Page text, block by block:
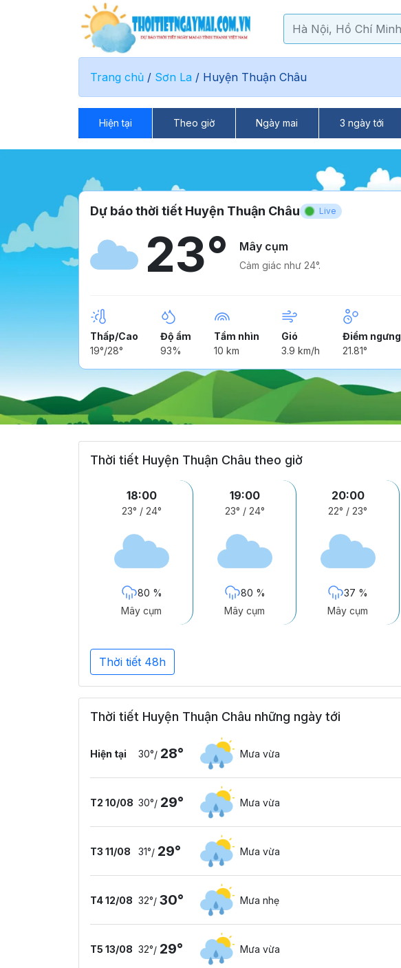
Trang chủ / Sơn La / Huyện Thuận Châu
Hiện tại Theo giờ Ngày mai 3 ngày tới
Dự báo thời tiết Huyện Thuận Châu Live
23° Mây cụm
Cảm giác như 24°.
Thấp/Cao
19°/28°
Độ ẩm
93%
Tầm nhìn
10 km
Gió
3.9 km/h
Điểm ngưng
21.81°
Thời tiết Huyện Thuận Châu theo giờ
18:00
23° / 24°
80 %
Mây cụm
19:00
23° / 24°
80 %
Mây cụm
20:00
22° / 23°
37 %
Mây cụm
Thời tiết 48h
Thời tiết Huyện Thuận Châu những ngày tới
Hiện tại 30°/ 28° Mưa vừa
T2 10/08 30°/ 29° Mưa vừa
T3 11/08 31°/ 29° Mưa vừa
T4 12/08 32°/ 30° Mưa nhẹ
T5 13/08 32°/ 29° Mưa vừa